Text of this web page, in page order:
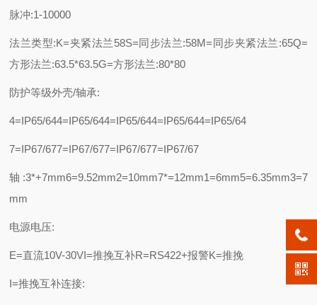
脉冲:1-10000
法兰类型:K=夹紧法兰58S=同步法兰:58M=同步夹紧法兰:65Q=
方形法兰:63.5*63.5G=方形法兰:80*80
防护等级外壳/轴承:
4=IP65/644=IP65/644=IP65/644=IP65/644=IP65/64
7=IP67/677=IP67/677=IP67/677=IP67/67
轴:3*+7mm6=9.52mm2=10mm7*=12mm1=6mm5=6.35mm3=7
mm
电源电压:
E=直流10V-30VI=推挽互补R=RS422+报警K=推挽
I=推挽互补连接: